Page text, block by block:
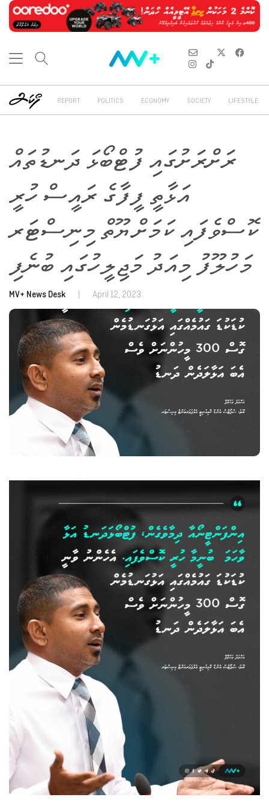
REPORT POLITICS ECONOMY SOCIETY LIFESTYLE
ރަށްރަށުގައި ފުޓްބޯޅަ ދަނޑުތައް
އަޅާތީ ފީފާގެ ރައީސް ހުރީ
ކޮސްވެފައި ކަމަށް ޔޫތް މިނިސްޓަރ
މަހުލޫފު މިއަދު މަޖިލީހުގައި ބުނެފި
MV+ News Desk April 12, 2023